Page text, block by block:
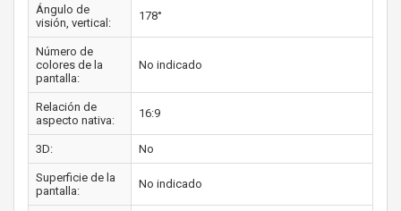
Ángulo de
visión, vertical:
178°
Número de
colores de la
pantalla:
No indicado
Relación de
aspecto nativa:
16:9
3D: No
Superficie de la
pantalla:
No indicado